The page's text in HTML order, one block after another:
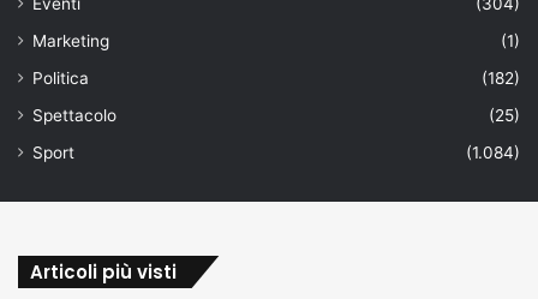
Marketing
(1)
Politica
(182)
Spettacolo
(25)
Sport
(1.084)
Articoli più visti